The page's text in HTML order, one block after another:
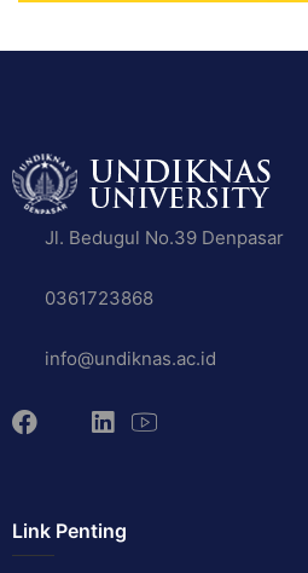
Jl. Bedugul No.39 Denpasar
0361723868
info@undiknas.ac.id
Link Penting